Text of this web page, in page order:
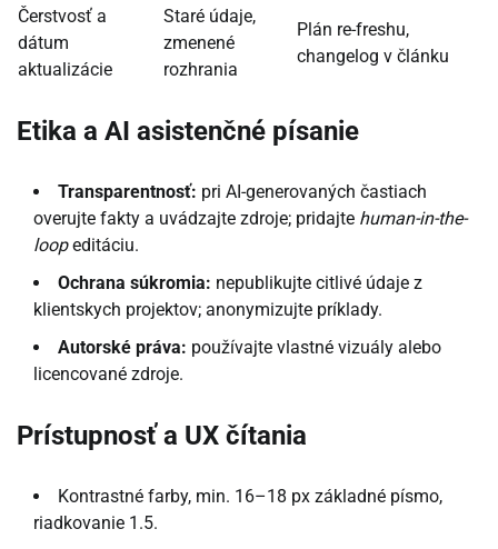
Čerstvosť a
dátum
aktualizácie
Staré údaje,
zmenené
rozhrania
Plán re-freshu,
changelog v článku
Etika a AI asistenčné písanie
Transparentnosť: pri AI-generovaných častiach
overujte fakty a uvádzajte zdroje; pridajte human-in-the-
loopeditáciu.
Ochrana súkromia: nepublikujte citlivé údaje z
klientskych projektov; anonymizujte príklady.
Autorské práva: používajte vlastné vizuály alebo
licencované zdroje.
Prístupnosť a UX čítania
Kontrastné farby, min. 16–18 px základné písmo,
riadkovanie 1.5.